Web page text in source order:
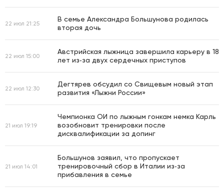
22 июл 21:25
В семье Александра Большунова родилась
вторая дочь
22 июл 15:00
Австрийская лыжница завершила карьеру в 18
лет из‑за двух сердечных приступов
22 июл 12:30
Дегтярев обсудил со Свищевым новый этап
развития «Лыжни России»
21 июл 19:19
Чемпионка ОИ по лыжным гонкам немка Карль
возобновит тренировки после
дисквалификации за допинг
21 июл 14:01
Большунов заявил, что пропускает
тренировочный сбор в Италии из‑за
прибавления в семье